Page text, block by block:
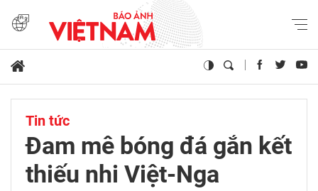
Tin tức
Đam mê bóng đá gắn kết
thiếu nhi Việt-Nga